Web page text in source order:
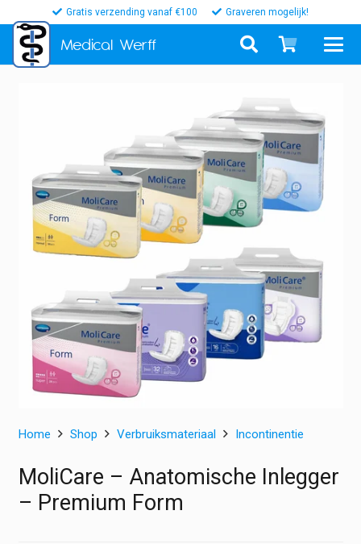
Gratis verzending vanaf €100 Graveren mogelijk!
Medical Werff
Home Shop Verbruiksmateriaal Incontinentie
MoliCare – Anatomische Inlegger
– Premium Form